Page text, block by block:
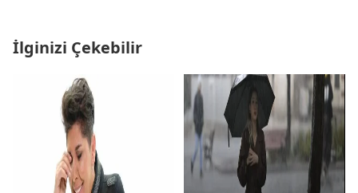
İlginizi Çekebilir